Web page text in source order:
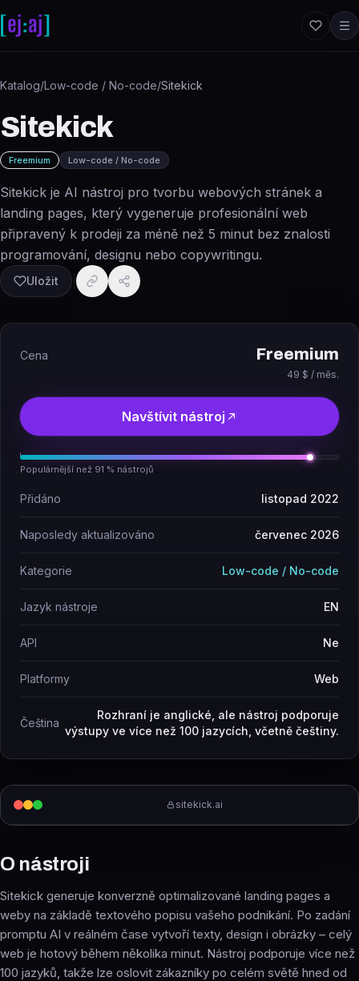
Katalog/Low-code / No-code/Sitekick
Sitekick
Freemium Low-code / No-code
Sitekick je AI nástroj pro tvorbu webových stránek a
landing pages, který vygeneruje profesionální web
připravený k prodeji za méně než 5 minut bez znalosti
programování, designu nebo copywritingu.
Uložit
sitekick.ai
O nástroji
Sitekick generuje konverzně optimalizované landing pages a
weby na základě textového popisu vašeho podnikání. Po zadání
promptu AI v reálném čase vytvoří texty, design i obrázky – celý
web je hotový během několika minut. Nástroj podporuje více než
100 jazyků, takže lze oslovit zákazníky po celém světě hned od
Cena Freemium
49 $ / měs.
Navštívit nástroj
Populárnější než 91 % nástrojů
Přidáno listopad 2022
Naposledy aktualizováno červenec 2026
Kategorie Low-code / No-code
Jazyk nástroje EN
API Ne
Platformy Web
Čeština
Rozhraní je anglické, ale nástroj podporuje
výstupy ve více než 100 jazycích, včetně češtiny.